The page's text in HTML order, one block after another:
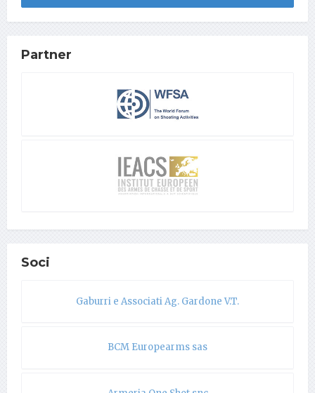
Partner
Soci
Gaburri e Associati Ag. Gardone V.T.
BCM Europearms sas